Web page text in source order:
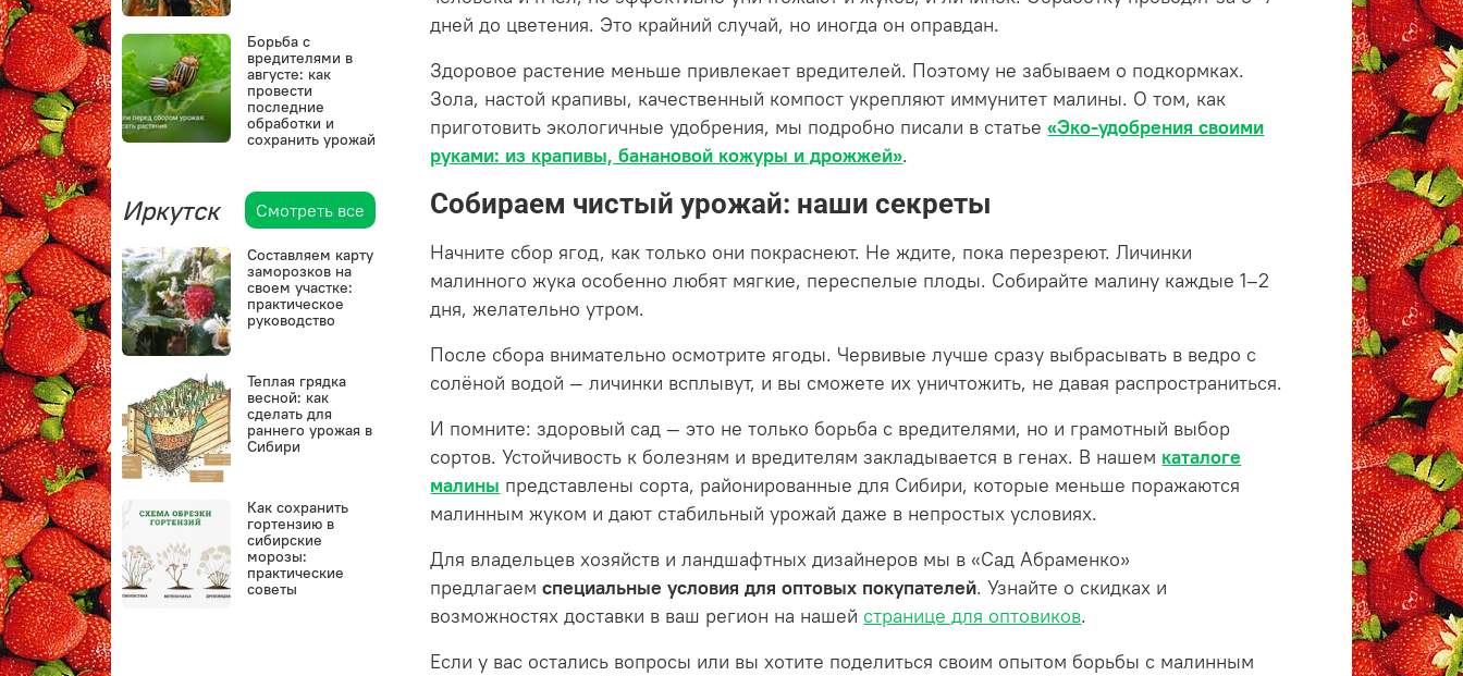
дней до цветения. Это крайний случай, но иногда он оправдан.
Здоровое растение меньше привлекает вредителей. Поэтому не забываем о подкормках.
Зола, настой крапивы, качественный компост укрепляют иммунитет малины. О том, как
приготовить экологичные удобрения, мы подробно писали в статье«Эко-удобрения своими
руками: из крапивы, банановой кожуры и дрожжей».
Собираем чистый урожай: наши секреты
Начните сбор ягод, как только они покраснеют. Не ждите, пока перезреют. Личинки
малинного жука особенно любят мягкие, переспелые плоды. Собирайте малину каждые 1–2
дня, желательно утром.
После сбора внимательно осмотрите ягоды. Червивые лучше сразу выбрасывать в ведро с
солёной водой — личинки всплывут, и вы сможете их уничтожить, не давая распространиться.
И помните: здоровый сад — это не только борьба с вредителями, но и грамотный выбор
сортов. Устойчивость к болезням и вредителям закладывается в генах. В нашем каталоге
малины представлены сорта, районированные для Сибири, которые меньше поражаются
малинным жуком и дают стабильный урожай даже в непростых условиях.
Для владельцев хозяйств и ландшафтных дизайнеров мы в «Сад Абраменко»
предлагаемспециальные условия для оптовых покупателей. Узнайте о скидках и
возможностях доставки в ваш регион на нашей странице для оптовиков.
Если у вас остались вопросы или вы хотите поделиться своим опытом борьбы с малинным
Борьба с
вредителями в
августе: как
провести
последние
обработки и
сохранить урожай
Иркутск Смотреть все
Составляем карту
заморозков на
своем участке:
практическое
руководство
Теплая грядка
весной: как
сделать для
раннего урожая в
Сибири
Как сохранить
гортензию в
сибирские
морозы:
практические
советы